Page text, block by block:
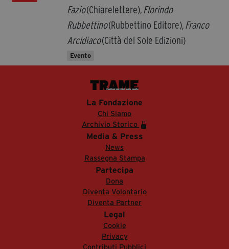
Fazio(Chiarelettere),Florindo
Rubbettino(Rubbettino Editore),Franco
Arcidiaco(Città del Sole Edizioni)
Evento
La Fondazione
Chi Siamo
Archivio Storico
Media & Press
News
Rassegna Stampa
Partecipa
Dona
Diventa Volontario
Diventa Partner
Legal
Cookie
Privacy
Contributi Pubblici